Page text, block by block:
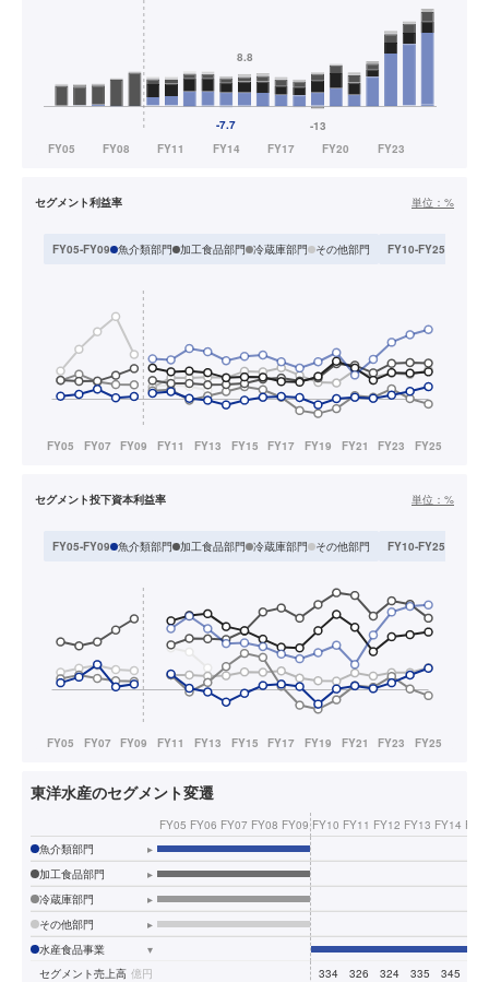
セグメント利益率 単位： %
FY05-FY09 魚介類部門 加工食品部門 冷蔵庫部門 その他部門 FY10-FY25
セグメント投下資本利益率 単位： %
FY05-FY09 魚介類部門 加工食品部門 冷蔵庫部門 その他部門 FY10-FY25
東洋水産のセグメント変遷
FY05 FY06 FY07 FY08 FY09 FY10 FY11 FY12 FY13 FY14
魚介類部門
▸
加工食品部門
▸
冷蔵庫部門
▸
その他部門
▸
水産食品事業
▾
セグメント売上高 億円 334 326 324 335 345